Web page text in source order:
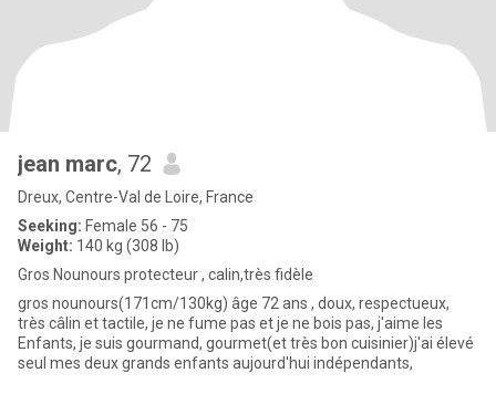
jean marc, 72
Dreux, Centre-Val de Loire, France
Seeking: Female 56 - 75
Weight: 140 kg (308 lb)
Gros Nounours protecteur , calin,très fidèle
gros nounours(171cm/130kg) âge 72 ans , doux, respectueux,
très câlin et tactile, je ne fume pas et je ne bois pas, j'aime les
Enfants, je suis gourmand, gourmet(et très bon cuisinier)j'ai élevé
seul mes deux grands enfants aujourd'hui indépendants,